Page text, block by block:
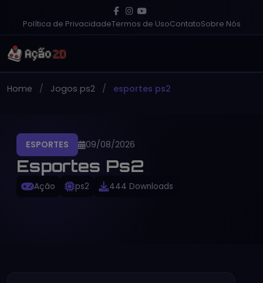
Política de PrivacidadeTermos de UsoContatoSobre Nós
Home Jogos ps2 esportes ps2
ESPORTES 09/08/2026
Esportes Ps2
Ação ps2 444 Downloads